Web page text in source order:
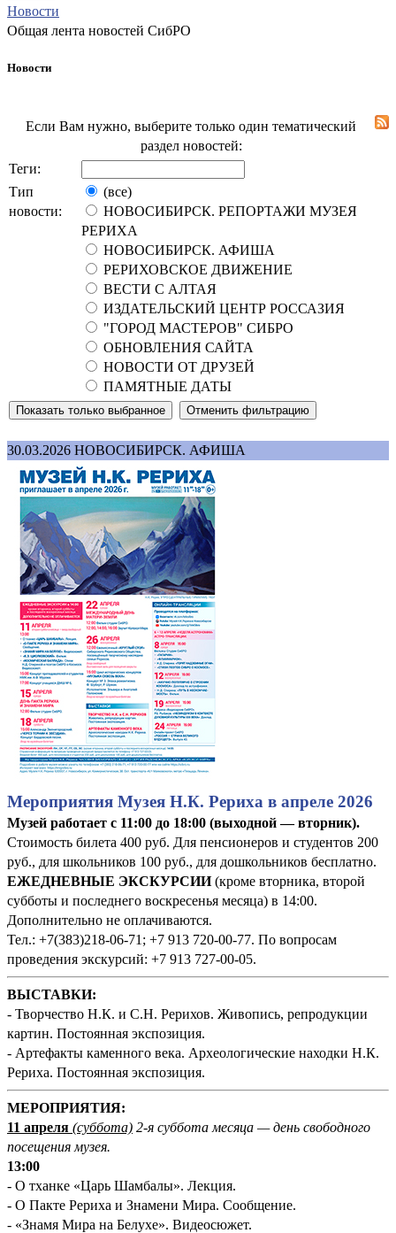
Новости
Общая лента новостей СибРО
Новости
Если Вам нужно, выберите только один тематический
раздел новостей:
Теги:
Тип
новости:
(все)
НОВОСИБИРСК. РЕПОРТАЖИ МУЗЕЯ
РЕРИХА
НОВОСИБИРСК. АФИША
РЕРИХОВСКОЕ ДВИЖЕНИЕ
ВЕСТИ С АЛТАЯ
ИЗДАТЕЛЬСКИЙ ЦЕНТР РОССАЗИЯ
"ГОРОД МАСТЕРОВ" СИБРО
ОБНОВЛЕНИЯ САЙТА
НОВОСТИ ОТ ДРУЗЕЙ
ПАМЯТНЫЕ ДАТЫ
30.03.2026 НОВОСИБИРСК. АФИША
Мероприятия Музея Н.К. Рериха в апреле 2026
Музей работает с 11:00 до 18:00 (выходной — вторник).
Стоимость билета 400 руб. Для пенсионеров и студентов 200
руб., для школьников 100 руб., для дошкольников бесплатно.
ЕЖЕДНЕВНЫЕ ЭКСКУРСИИ(кроме вторника, второй
субботы и последнего воскресенья месяца) в 14:00.
Дополнительно не оплачиваются.
Тел.: +7(383)218-06-71; +7 913 720-00-77. По вопросам
проведения экскурсий: +7 913 727-00-05.
ВЫСТАВКИ:
- Творчество Н.К. и С.Н. Рерихов. Живопись, репродукции
картин. Постоянная экспозиция.
- Артефакты каменного века. Археологические находки Н.К.
Рериха. Постоянная экспозиция.
МЕРОПРИЯТИЯ:
11 апреля (суббота) 2-я суббота месяца — день свободного
посещения музея.
13:00
- О тханке «Царь Шамбалы». Лекция.
- О Пакте Рериха и Знамени Мира. Сообщение.
- «Знамя Мира на Белухе». Видеосюжет.